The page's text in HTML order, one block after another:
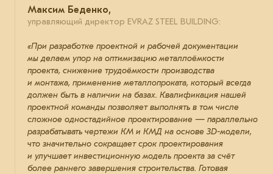
Максим Беденко,
управляющий директор EVRAZ STEEL BUILDING:
«При разработке проектной и рабочей документации
мы делаем упор на оптимизацию металлоёмкости
проекта, снижение трудоёмкости производства
и монтажа, применение металлопроката, который всегда
должен быть в наличии на базах. Квалификация нашей
проектной команды позволяет выполнять в том числе
сложное одностадийное проектирование — параллельно
разрабатывать чертежи КМ и КМД на основе 3D-модели,
что значительно сокращает срок проектирования
и улучшает инвестиционную модель проекта за счёт
более раннего завершения строительства. Готовая